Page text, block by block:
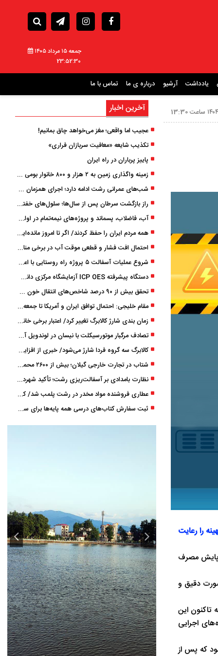
جمعه ۱۵ مرداد ۱۴۰۵
23:52:31
یادداشت آرشیو درباره ی ما تماس با ما
بهینه را رعایت
پایش مصرف
دقیق و
تاکنون این
اجرایی
که پس از
آخرین اخبار
عجیب اما واقعی؛ مغز می‌خواهد چاق بمانیم!
تکذیب شایعه «معافیت سربازان فراری»
پاییز پرباران در راه ایران
زمینه واگذاری زمین به ۲ هزار و ۸۰۰ خانوار بومی گیلان فراهم شد
شب‌های عمرانی رشت ادامه دارد؛ اجرای همزمان آسفالت‌ریزی در پنج منطقه شهری
راز بازگشت سرطان پس از سال‌ها؛ سلول‌های خفته چگونه دوباره بیدار می‌شوند؟
آب، فاضلاب، پسماند و پروژه‌های نیمه‌تمام در اولویت مصوبات سفر دولت
همه مردم ایران را حفظ کردند/ اگر تا امروز مانده‌ایم، به ‌خاطر مردم نجیب ایران بوده است
احتمال افت فشار و قطعی موقت آب در برخی مناطق گیلان
شروع عملیات آسفالت ۵ پروژه راه ‌روستایی با اعتبار ۳۷۰ میلیاردی در گیلان
دستگاه پیشرفته ICP OES آزمایشگاه مرکزی دانشگاه گیلان دوباره راه‌اندازی شد
تحقق بیش از ۹۰ درصد شاخص‌های انتقال خون گیلان/ نیاز فوری به نوسازی تجهیزات آزمایشگاهی
مقام خلیجی: احتمال توافق ایران و آمریکا تا جمعه 50 درصد است
زمان ‌بندی شارژ کالابرگ تغییر کرد/ اعتبار برخی خانوارها ماه بعد واریز می‌شود
تصادف مرگبار موتورسیکلت با نیسان در لوندویل آستارا/ انتقال مصدوم با اورژانس هوایی به رشت
کالابرگ سه گروه فردا شارژ می‌شود/ خبری از افزایش اعتبار نیست
شتاب در تجارت خارجی گیلان؛ بیش از ۲۶۰۰ محموله زیر ذره‌بین استاندارد
نظارت بامدادی بر آسفالت‌ریزی رشت؛ تأکید شهردار و بازرس کل بر کیفیت اجرای پروژه‌ها
عطاری فروشنده مواد مخدر در رشت پلمب شد/ کشف 8 هزار قرص و 50 لیتر شربت توهم ‌زا
ثبت سفارش کتاب‌های درسی همه پایه‌ها برای سال تحصیلی ۱۴۰۶ ۱۴۰۵ فعال شد